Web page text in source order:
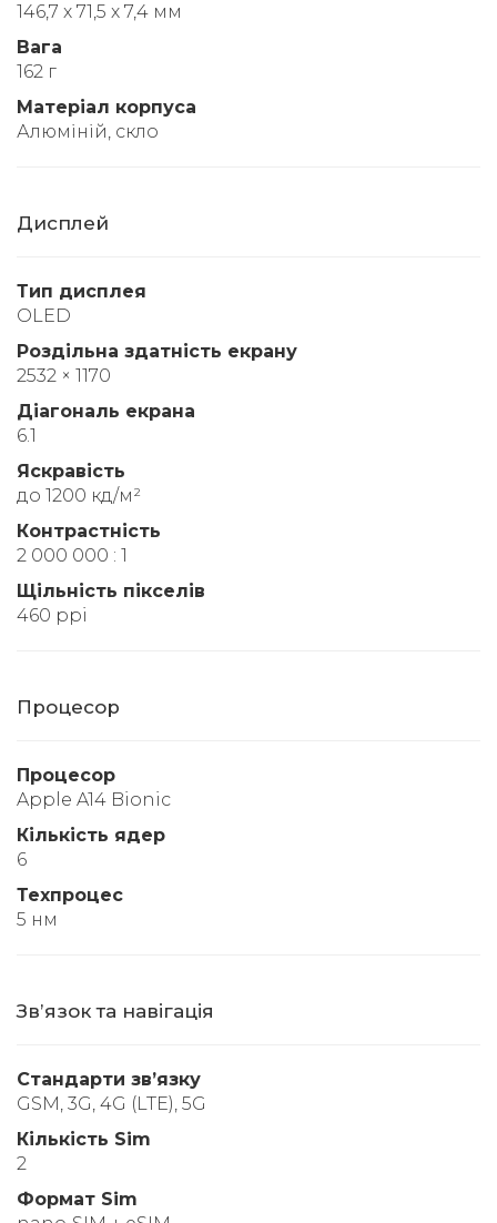
146,7 х 71,5 х 7,4 мм
Вага
162 г
Матеріал корпуса
Алюміній, скло
Дисплей
Тип дисплея
OLED
Роздільна здатність екрану
2532 × 1170
Діагональ екрана
6.1
Яскравість
до 1200 кд/м²
Контрастність
2 000 000 : 1
Щільність пікселів
460 ppi
Процесор
Процесор
Apple A14 Bionic
Кількість ядер
6
Техпроцес
5 нм
Звʼязок та навігація
Стандарти звʼязку
GSM, 3G, 4G (LTE), 5G
Кількість Sim
2
Формат Sim